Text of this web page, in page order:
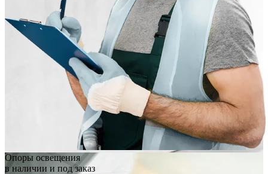
Опоры освещения
в наличии и под заказ